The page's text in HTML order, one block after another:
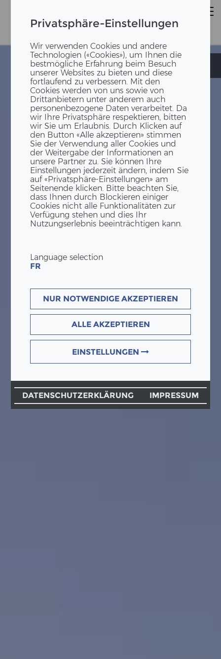
Privatsphäre-Einstellungen
Wir verwenden Cookies und andere
Technologien («Cookies»), um Ihnen die
bestmögliche Erfahrung beim Besuch
unserer Websites zu bieten und diese
fortlaufend zu verbessern. Mit den
Cookies werden von uns sowie von
Drittanbietern unter anderem auch
personenbezogene Daten verarbeitet. Da
wir Ihre Privatsphäre respektieren, bitten
wir Sie um Erlaubnis. Durch Klicken auf
den Button «Alle akzeptieren» stimmen
Sie der Verwendung aller Cookies und
der Weitergabe der Informationen an
unsere Partner zu. Sie können Ihre
Einstellungen jederzeit ändern, indem Sie
auf «Privatsphäre-Einstellungen» am
Seitenende klicken. Bitte beachten Sie,
dass Ihnen durch Blockieren einiger
Cookies nicht alle Funktionalitäten zur
Verfügung stehen und dies Ihr
Nutzungserlebnis beeinträchtigen kann.
Language selection
FR
NUR NOTWENDIGE AKZEPTIEREN
ALLE AKZEPTIEREN
EINSTELLUNGEN
DATENSCHUTZERKLÄRUNG IMPRESSUM
Kindertagesstätte
Kindertagesstätte